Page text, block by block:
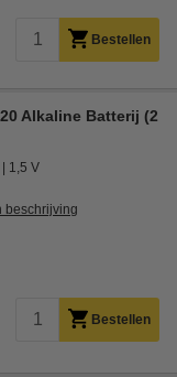
Bestellen
Alkaline Batterij (2
1,5 V
beschrijving
Bestellen